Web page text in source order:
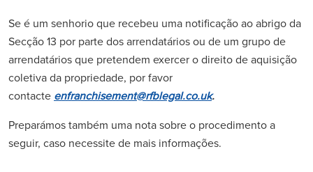
Se é um senhorio que recebeu uma notificação ao abrigo da
Secção 13 por parte dos arrendatários ou de um grupo de
arrendatários que pretendem exercer o direito de aquisição
coletiva da propriedade, por favor
contacte enfranchisement@rfblegal.co.uk.
Preparámos também uma nota sobre o procedimento a
seguir, caso necessite de mais informações.